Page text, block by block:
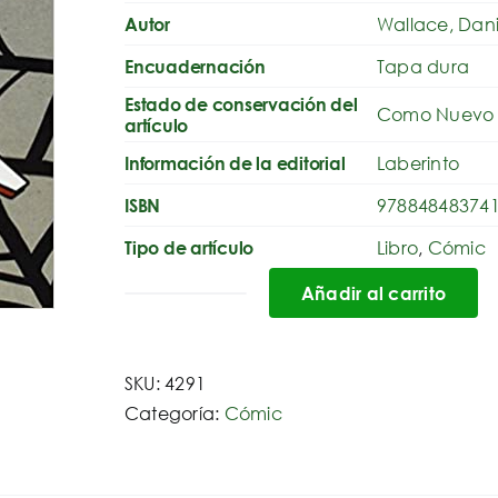
Autor Wallace,
Encuadernación Tapa dura
Estado de conservación del
artículo
Como Nuevo
Información de la editorial Laberinto
ISBN
Tipo de artículo Libro, Cómic
Spiderman:
1
Añadir al carrito
SKU:4291
Categoría: Cómic